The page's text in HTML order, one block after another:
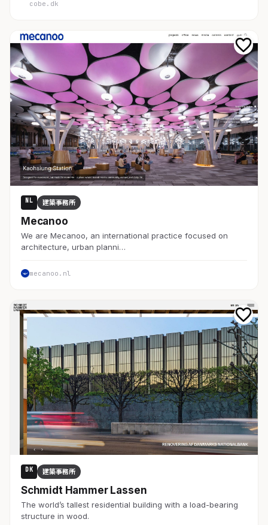
cobe.dk
NL 建築事務所
Mecanoo
We are Mecanoo, an international practice focused on
architecture, urban planni…
mecanoo.nl
DK 建築事務所
Schmidt Hammer Lassen
The world’s tallest residential building with a load-bearing
structure in wood.